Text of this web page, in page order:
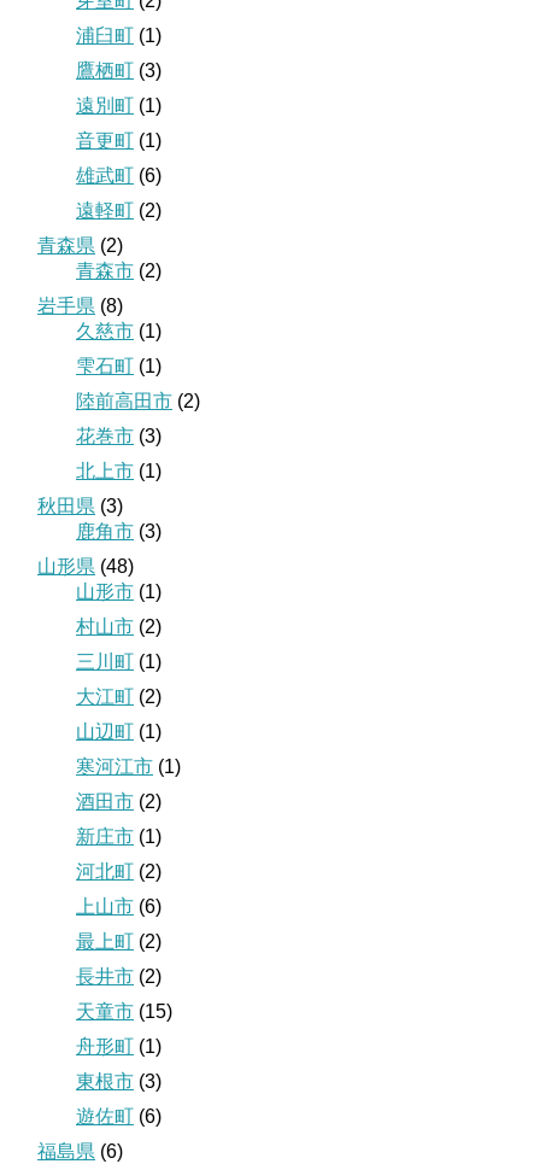
浦臼町 (1)
鷹栖町 (3)
遠別町 (1)
音更町 (1)
雄武町 (6)
遠軽町 (2)
青森県 (2)
青森市 (2)
岩手県 (8)
久慈市 (1)
雫石町 (1)
陸前高田市 (2)
花巻市 (3)
北上市 (1)
秋田県 (3)
鹿角市 (3)
山形県 (48)
山形市 (1)
村山市 (2)
三川町 (1)
大江町 (2)
山辺町 (1)
寒河江市 (1)
酒田市 (2)
新庄市 (1)
河北町 (2)
上山市 (6)
最上町 (2)
長井市 (2)
天童市 (15)
舟形町 (1)
東根市 (3)
遊佐町 (6)
福島県 (6)